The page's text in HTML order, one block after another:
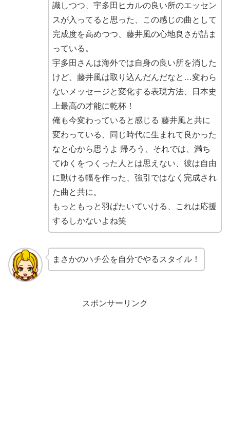
識しつつ、宇多田ヒカルの良い所のエッセン
スが入ってると思った、この感じの曲として
完成度を高めつつ、藤井風の心地良さが詰ま
っている。
宇多田さんは海外では自身の良い所を消した
けど、藤井風は取り込んだんだなと…変わら
ないメッセージと変化する表現方法、日本史
上最高の才能に乾杯！
俺も今変わっていると感じる 藤井風と共に
変わっている、同じ時代に生まれて良かった
なと心から思うよ 帰ろう、それでは、満ち
てゆくをつくった人とは思えない、彼は自由
に動ける幅を作った、強引ではなく完成され
た曲と共に。
もっともっと羽ばたいていける、これは応援
するしかないよね笑
まさかのハチ公を自分でやるスタイル！
スポンサーリンク